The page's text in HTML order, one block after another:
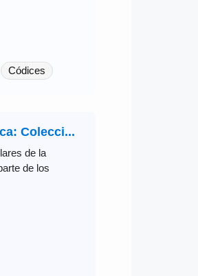
Códices
Colecci...
de la
de los